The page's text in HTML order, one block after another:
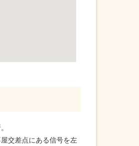
交差点にある信号を左